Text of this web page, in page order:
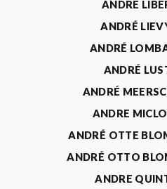
ANDRÉ
ANDRÉ
ANDRÉ
ANDRÉ
ANDRÉ
ANDRE
ANDRÉ OTTE
ANDRÉ OTTO
ANDRE